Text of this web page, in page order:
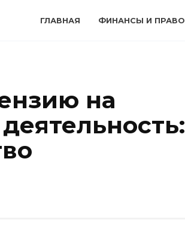
ГЛАВНАЯ ФИНАНСЫ И ПРАВО
на